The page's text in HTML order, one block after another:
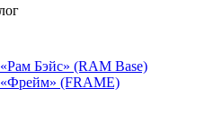
Бэйс» (RAM Base)
(FRAME)